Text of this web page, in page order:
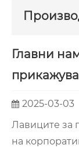
Главни
2025-03-03
Лавиците за
на